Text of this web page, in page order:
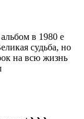
в 1980 е
судьба, но
на всю жизнь